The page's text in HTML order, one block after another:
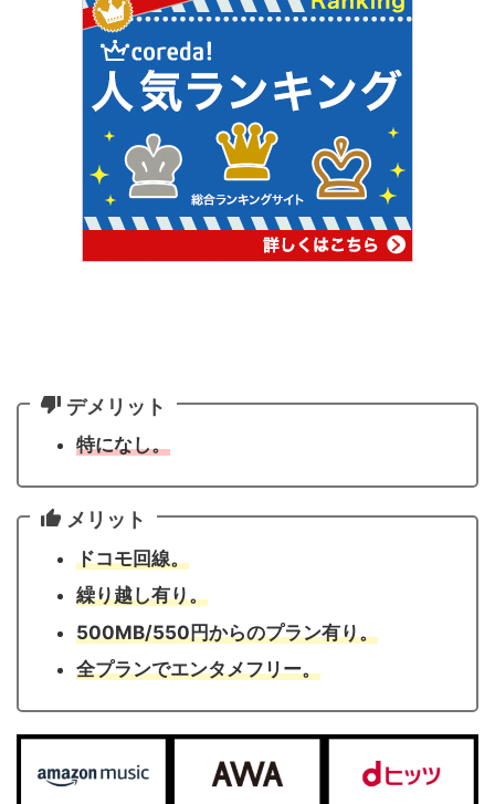
デメリット
特になし。
メリット
ドコモ回線。
繰り越し有り。
500MB/550円からのプラン有り。
全プランでエンタメフリー。